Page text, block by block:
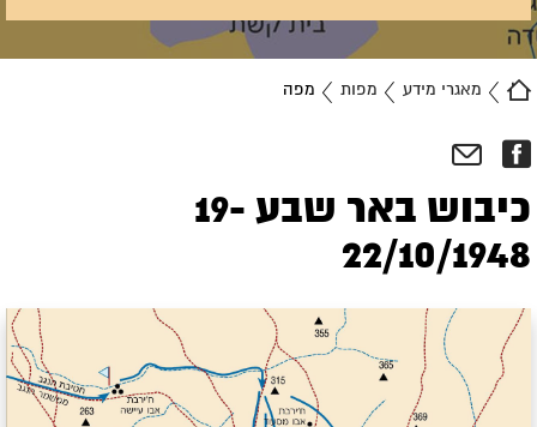
מאגרי מידע מפות מפה
כיבוש באר שבע 19-
22/10/1948